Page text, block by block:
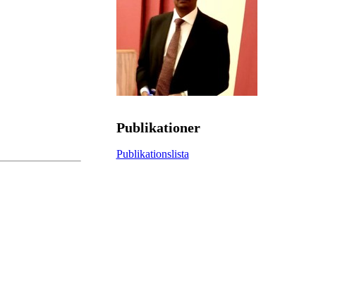
Publikationer
Publikationslista